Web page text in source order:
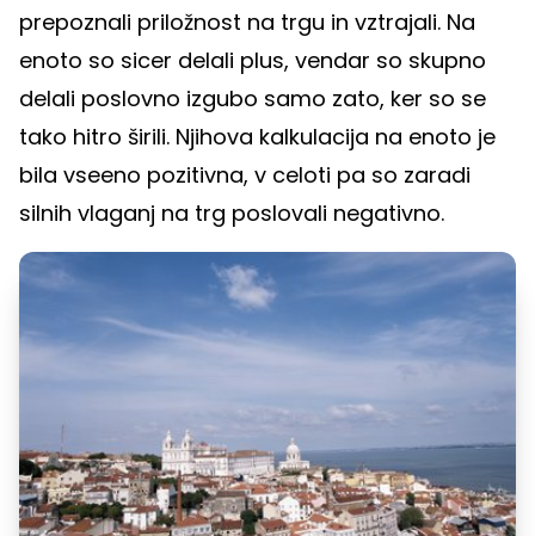
prepoznali priložnost na trgu in vztrajali. Na
enoto so sicer delali plus, vendar so skupno
delali poslovno izgubo samo zato, ker so se
tako hitro širili. Njihova kalkulacija na enoto je
bila vseeno pozitivna, v celoti pa so zaradi
silnih vlaganj na trg poslovali negativno.